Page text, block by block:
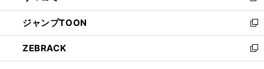
開
く
ウ
で
開
く
ン
ド
ウ
で
開
ウ
ィ
ン
ド
ウ
し
い
ウ
ィ
ン
ジャンプTOON
新
し
い
ウ
ZEBRACK
新
し